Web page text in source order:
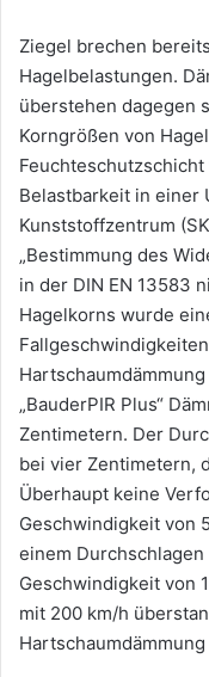
Ziegel brechen
Hagelbelastungen.
überstehen dagegen
Korngrößen von
Belastbarkeit in einer
Kunststoffzentrum
„Bestimmung des
in der DIN EN 13583
Hagelkorns wurde
„BauderPIR Plus“
Zentimetern. Der
bei vier Zentimetern,
Überhaupt keine
Geschwindigkeit von
einem
Geschwindigkeit von
mit 200 km/h